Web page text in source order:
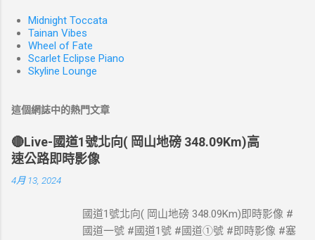
Midnight Toccata
Tainan Vibes
Wheel of Fate
Scarlet Eclipse Piano
Skyline Lounge
這個網誌中的熱門文章
🔴Live-國道1號北向( 岡山地磅 348.09Km)高
速公路即時影像
4月 13, 2024
國道1號北向( 岡山地磅 348.09Km)即時影像 #
國道一號 #國道1號 #國道①號 #即時影像 #塞